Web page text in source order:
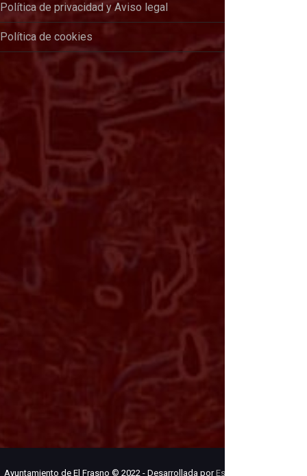
Política de privacidad y Aviso legal
Política de cookies
Ayuntamiento de El Frasno © 2022 - Desarrollada porEstudio Digital MCClic